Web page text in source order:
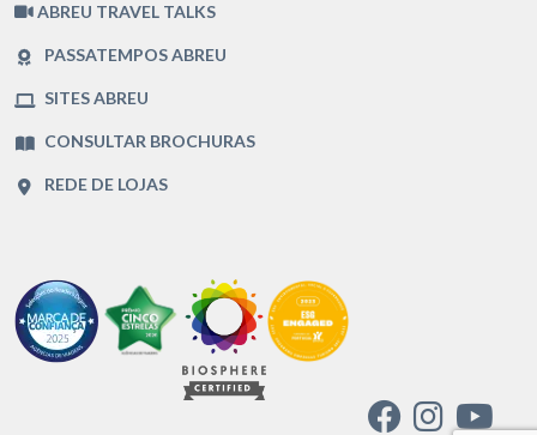
ABREU TRAVEL TALKS
PASSATEMPOS ABREU
SITES ABREU
CONSULTAR BROCHURAS
REDE DE LOJAS